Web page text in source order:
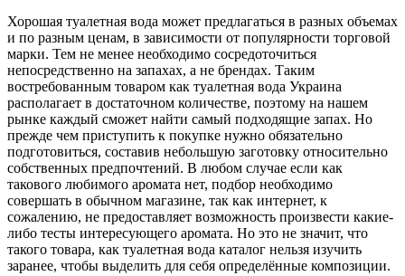
Хорошая туалетная вода может предлагаться в разных объемах
и по разным ценам, в зависимости от популярности торговой
марки. Тем не менее необходимо сосредоточиться
непосредственно на запахах, а не брендах. Таким
востребованным товаром как туалетная вода Украина
располагает в достаточном количестве, поэтому на нашем
рынке каждый сможет найти самый подходящие запах. Но
прежде чем приступить к покупке нужно обязательно
подготовиться, составив небольшую заготовку относительно
собственных предпочтений. В любом случае если как
такового любимого аромата нет, подбор необходимо
совершать в обычном магазине, так как интернет, к
сожалению, не предоставляет возможность произвести какие-
либо тесты интересующего аромата. Но это не значит, что
такого товара, как туалетная вода каталог нельзя изучить
заранее, чтобы выделить для себя определённые композиции.